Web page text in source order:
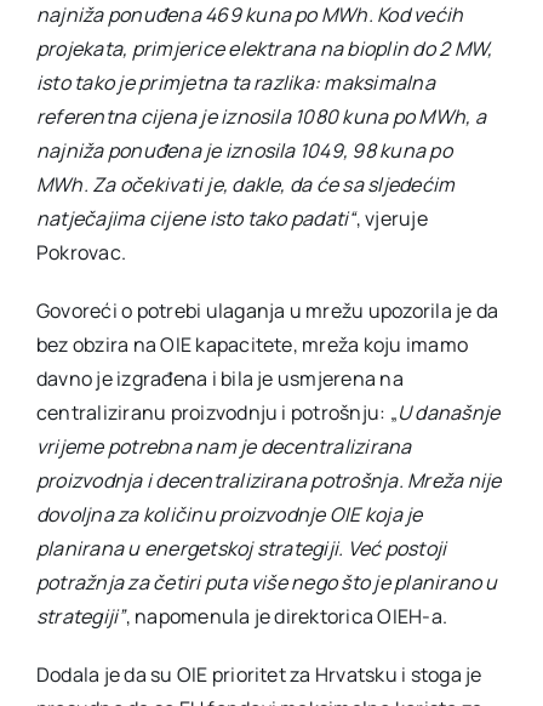
najniža ponuđena 469 kuna po MWh. Kod većih
projekata, primjerice elektrana na bioplin do 2 MW,
isto tako je primjetna ta razlika: maksimalna
referentna cijena je iznosila 1080 kuna po MWh, a
najniža ponuđena je iznosila 1049, 98 kuna po
MWh. Za očekivati je, dakle, da će sa sljedećim
natječajima cijene isto tako padati“, vjeruje
Pokrovac.
Govoreći o potrebi ulaganja u mrežu upozorila je da
bez obzira na OIE kapacitete, mreža koju imamo
davno je izgrađena i bila je usmjerena na
centraliziranu proizvodnju i potrošnju: „U današnje
vrijeme potrebna nam je decentralizirana
proizvodnja i decentralizirana potrošnja. Mreža nije
dovoljna za količinu proizvodnje OIE koja je
planirana u energetskoj strategiji. Već postoji
potražnja za četiri puta više nego što je planirano u
strategiji”, napomenula je direktorica OIEH-a.
Dodala je da su OIE prioritet za Hrvatsku i stoga je